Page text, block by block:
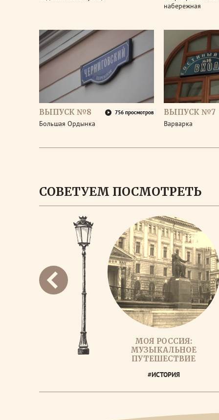
набережная
ВЫПУСК №8 756 просмотров
Большая Ордынка
ВЫПУСК №7
Варварка
СОВЕТУЕМ ПОСМОТРЕТЬ
МОЯ РОССИЯ:
МУЗЫКАЛЬНОЕ
ПУТЕШЕСТВИЕ
#ИСТОРИЯ